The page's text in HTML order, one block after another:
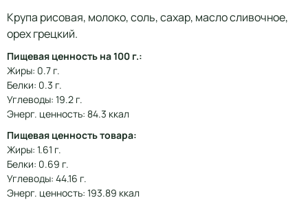
Крупа рисовая, молоко, соль, сахар, масло сливочное,
орех грецкий.
Пищевая ценность на 100 г.:
Жиры: 0.7 г.
Белки: 0.3 г.
Углеводы: 19.2 г.
Энерг. ценность: 84.3 ккал
Пищевая ценность товара:
Жиры: 1.61 г.
Белки: 0.69 г.
Углеводы: 44.16 г.
Энерг. ценность: 193.89 ккал